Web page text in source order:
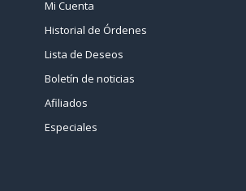
Mi Cuenta
Historial de Órdenes
Lista de Deseos
Boletín de noticias
Afiliados
Especiales